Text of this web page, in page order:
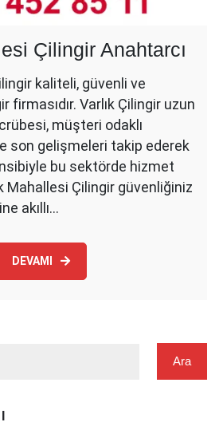
Çilingir Anahtarcı
kaliteli, güvenli ve
firmasıdır. Varlık Çilingir uzun
müşteri odaklı
son gelişmeleri takip ederek
bu sektörde hizmet
Mahallesi Çilingir güvenliğiniz
akıllı…
DEVAMI